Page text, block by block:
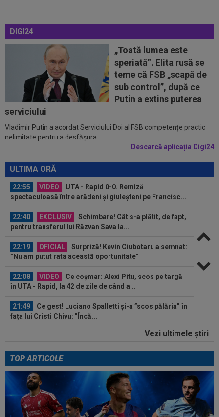
DIGI24
„Toată lumea este
speriată”. Elita rusă se
teme că FSB „scapă de
sub control”, după ce
Putin a extins puterea
serviciului
Vladimir Putin a acordat Serviciului Doi al FSB competențe practic
nelimitate pentru a desfășura...
Descarcă aplicația Digi24
ULTIMA ORĂ
22:08 VIDEO
Ce coșmar: Alexi Pitu, scos pe targă
în UTA - Rapid, la 42 de zile de când a...
Ce gest! Luciano Spalletti și-a ”scos pălăria” în
fața lui Cristi Chivu: ”Încă...
21:47
Din Tulcea, 5.000 de oamenii au lăsat Europa
cu ”gura căscată”: ”Am uimit...
21:44 OFICIAL
A fost prezentat în funcția de
antrenor al Italiei U16
să dai greș cu așa ceva” +...
22:55 VIDEO
UTA - Rapid 0-0. Remiză
spectaculoasă între arădeni și giuleșteni pe Francisc...
22:40 EXCLUSIV
Schimbare! Cât s-a plătit, de fapt,
pentru transferul lui Răzvan Sava la...
22:19 OFICIAL
Surpriză! Kevin Ciubotaru a semnat:
”Nu am putut rata această oportunitate”
22:08 VIDEO
Ce coșmar: Alexi Pitu, scos pe targă
în UTA - Rapid, la 42 de zile de când a...
21:49
Ce gest! Luciano Spalletti și-a ”scos pălăria” în
fața lui Cristi Chivu: ”Încă...
Din Tulcea, 5.000 de oamenii au lăsat Europa
21:44 OFICIAL
A fost prezentat în funcția de
antrenor al Italiei U16
23:18
L-a ”vrăjit” pe Pancu în 45 de minute: ”N-ai cum
să dai greș cu așa ceva” +...
Vezi ultimele ştiri
TOP ARTICOLE